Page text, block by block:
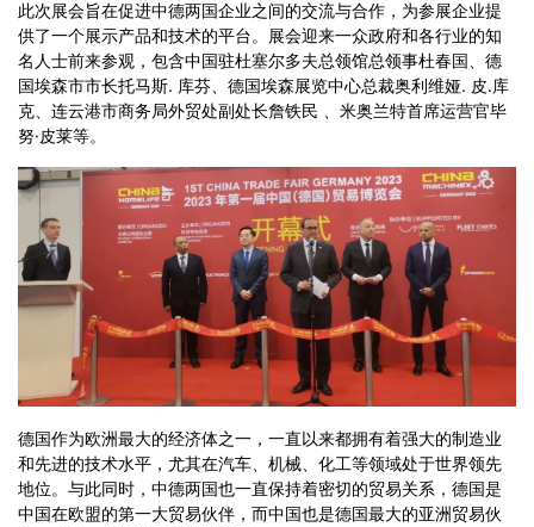
此次展会旨在促进中德两国企业之间的交流与合作，为参展企业提
供了一个展示产品和技术的平台。展会迎来一众政府和各行业的知
名人士前来参观，包含中国驻杜塞尔多夫总领馆总领事杜春国、德
国埃森市市长托马斯. 库芬、德国埃森展览中心总裁奥利维娅. 皮.库
克、连云港市商务局外贸处副处长詹铁民 、米奥兰特首席运营官毕
努·皮莱等。
德国作为欧洲最大的经济体之一，一直以来都拥有着强大的制造业
和先进的技术水平，尤其在汽车、机械、化工等领域处于世界领先
地位。与此同时，中德两国也一直保持着密切的贸易关系，德国是
中国在欧盟的第一大贸易伙伴，而中国也是德国最大的亚洲贸易伙